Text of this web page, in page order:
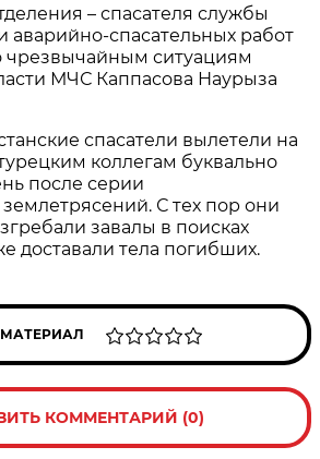
– спасателя службы
аварийно-спасательных работ
чрезвычайным ситуациям
МЧС Каппасова Наурыза
спасатели вылетели на
коллегам буквально
после серии
С тех пор они
завалы в поисках
доставали тела погибших.
КОММЕНТАРИЙ (0)